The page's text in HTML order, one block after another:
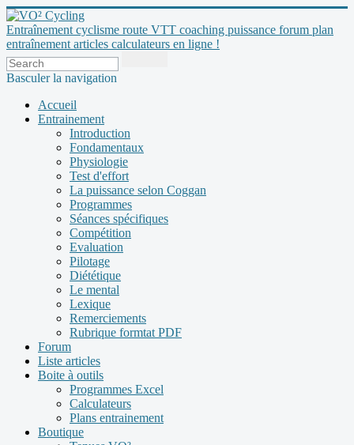
Entraînement cyclisme route VTT coaching puissance forum plan
entraînement articles calculateurs en ligne !
Basculer la navigation
Accueil
Entrainement
Introduction
Fondamentaux
Physiologie
Test d'effort
La puissance selon Coggan
Programmes
Séances spécifiques
Compétition
Evaluation
Pilotage
Diététique
Le mental
Lexique
Remerciements
Rubrique formtat PDF
Forum
Liste articles
Boite à outils
Programmes Excel
Calculateurs
Plans entrainement
Boutique